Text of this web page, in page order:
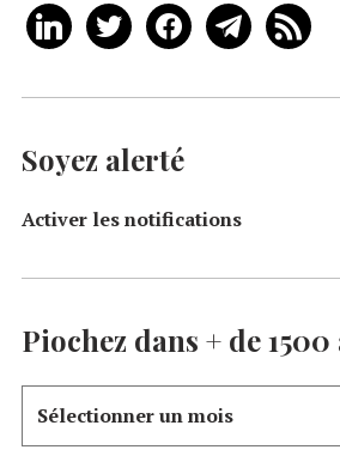
Soyez alerté
Activer les notifications
Piochez dans + de